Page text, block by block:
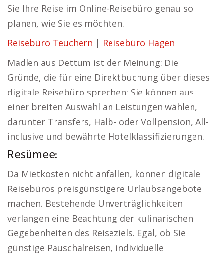
Sie Ihre Reise im Online-Reisebüro genau so
planen, wie Sie es möchten.
Reisebüro Teuchern | Reisebüro Hagen
Madlen aus Dettum ist der Meinung: Die
Gründe, die für eine Direktbuchung über dieses
digitale Reisebüro sprechen: Sie können aus
einer breiten Auswahl an Leistungen wählen,
darunter Transfers, Halb- oder Vollpension, All-
inclusive und bewährte Hotelklassifizierungen.
Resümee:
Da Mietkosten nicht anfallen, können digitale
Reisebüros preisgünstigere Urlaubsangebote
machen. Bestehende Unverträglichkeiten
verlangen eine Beachtung der kulinarischen
Gegebenheiten des Reiseziels. Egal, ob Sie
günstige Pauschalreisen, individuelle